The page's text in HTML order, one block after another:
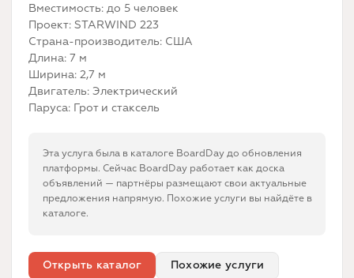
Вместимость: до 5 человек
Проект: STARWIND 223
Страна-производитель: США
Длина: 7 м
Ширина: 2,7 м
Двигатель: Электрический
Паруса: Грот и стаксель
Эта услуга была в каталоге BoardDay до обновления
платформы. Сейчас BoardDay работает как доска
объявлений — партнёры размещают свои актуальные
предложения напрямую. Похожие услуги вы найдёте в
каталоге.
Открыть каталог Похожие услуги